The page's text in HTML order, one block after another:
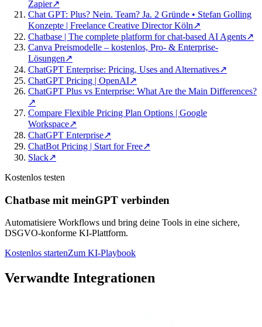
Zapier↗
Chat GPT: Plus? Nein. Team? Ja. 2 Gründe • Stefan Golling
Konzepte | Freelance Creative Director Köln↗
Chatbase | The complete platform for chat-based AI Agents↗
Canva Preismodelle – kostenlos, Pro- & Enterprise-
Lösungen↗
ChatGPT Enterprise: Pricing, Uses and Alternatives↗
ChatGPT Pricing | OpenAI↗
ChatGPT Plus vs Enterprise: What Are the Main Differences?
↗
Compare Flexible Pricing Plan Options | Google
Workspace↗
ChatGPT Enterprise↗
ChatBot Pricing | Start for Free↗
Slack↗
Kostenlos testen
Chatbase mit meinGPT verbinden
Automatisiere Workflows und bring deine Tools in eine sichere,
DSGVO-konforme KI-Plattform.
Kostenlos startenZum KI-Playbook
Verwandte Integrationen